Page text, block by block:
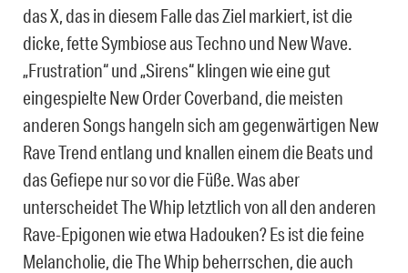
das X, das in diesem Falle das Ziel markiert, ist die
dicke, fette Symbiose aus Techno und New Wave.
„Frustration“ und „Sirens“ klingen wie eine gut
eingespielte New Order Coverband, die meisten
anderen Songs hangeln sich am gegenwärtigen New
Rave Trend entlang und knallen einem die Beats und
das Gefiepe nur so vor die Füße. Was aber
unterscheidet The Whip letztlich von all den anderen
Rave-Epigonen wie etwa Hadouken? Es ist die feine
Melancholie, die The Whip beherrschen, die auch